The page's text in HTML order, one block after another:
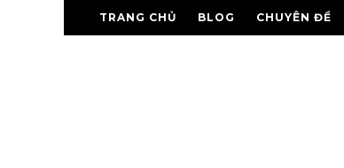
TRANG CHỦ BLOG CHUYÊN ĐỀ